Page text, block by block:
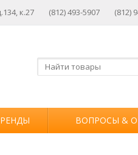
к.27 (812) 493-5907 (812)
ВОПРОСЫ &